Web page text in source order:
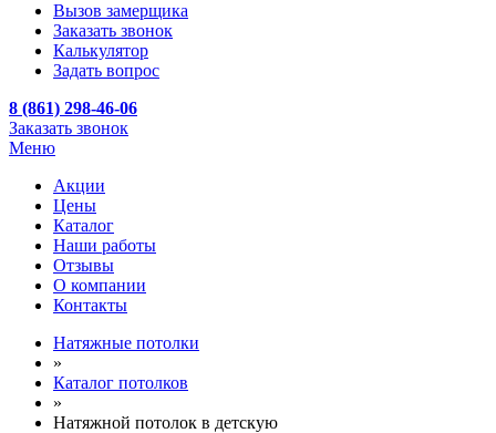
Вызов замерщика
Заказать звонок
Калькулятор
Задать вопрос
8 (861) 298-46-06
Заказать звонок
Меню
Акции
Цены
Каталог
Наши работы
Отзывы
О компании
Контакты
Натяжные потолки
»
Каталог потолков
»
Натяжной потолок в детскую